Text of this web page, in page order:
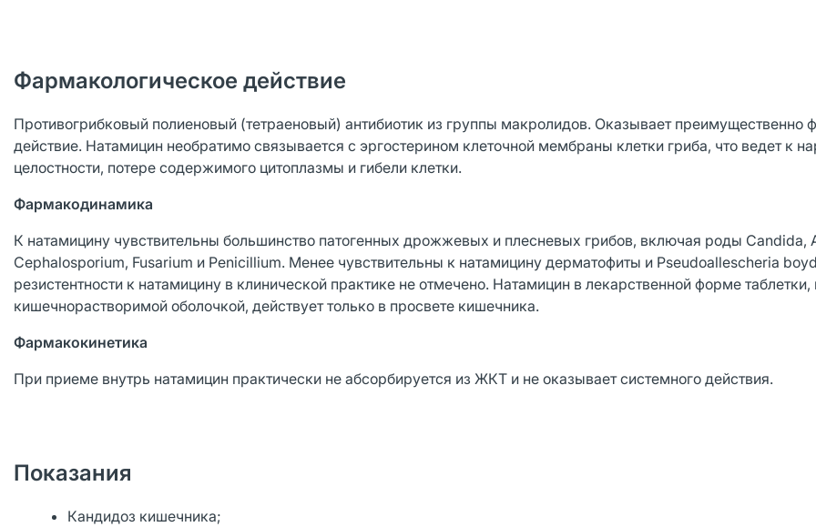
Фармакологическое действие
Противогрибковый полиеновый (тетраеновый) антибиотик из группы макролидов. Оказывает преимущественно
действие. Натамицин необратимо связывается с эргостерином клеточной мембраны клетки гриба, что ведет к
целостности, потере содержимого цитоплазмы и гибели клетки.
Фармакодинамика
К натамицину чувствительны большинство патогенных дрожжевых и плесневых грибов, включая роды Candida,
Cephalosporium, Fusarium и Penicillium. Менее чувствительны к натамицину дерматофиты и Pseudoallescheria
резистентности к натамицину в клинической практике не отмечено. Натамицин в лекарственной форме
кишечнорастворимой оболочкой, действует только в просвете кишечника.
Фармакокинетика
При приеме внутрь натамицин практически не абсорбируется из ЖКТ и не оказывает системного действия.
Показания
Кандидоз кишечника;